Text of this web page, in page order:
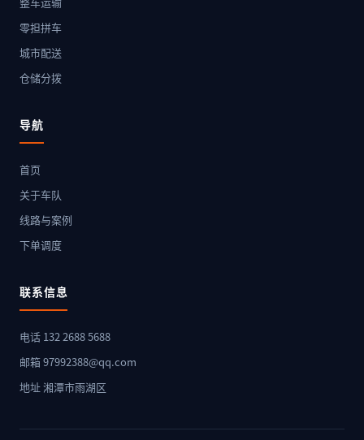
零担拼车
城市配送
仓储分拨
导航
首页
关于车队
线路与案例
下单调度
联系信息
电话 132 2688 5688
邮箱 97992388@qq.com
地址 湘潭市雨湖区